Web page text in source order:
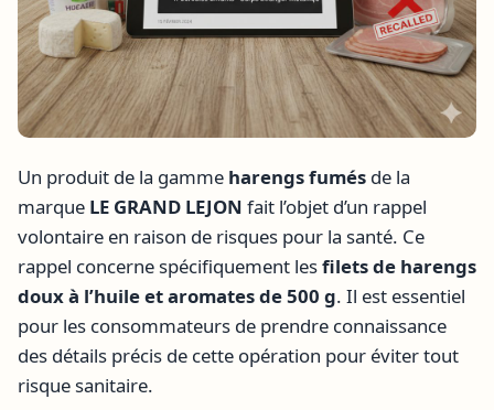
Un produit de la gamme harengs fumés de la
marque LE GRAND LEJON fait l’objet d’un rappel
volontaire en raison de risques pour la santé. Ce
rappel concerne spécifiquement lesfilets de harengs
doux à l’huile et aromates de 500 g. Il est essentiel
pour les consommateurs de prendre connaissance
des détails précis de cette opération pour éviter tout
risque sanitaire.